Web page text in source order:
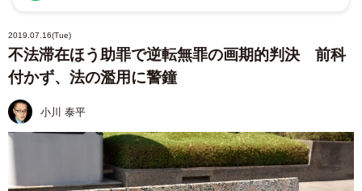
2019.07.16(Tue)
不法滞在ほう助罪で逆転無罪の画期的判決 前科
付かず、法の濫用に警鐘
小川 泰平